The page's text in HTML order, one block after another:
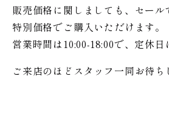
販売価格に関しましても、セー
特別価格でご購入いただけます。
営業時間は10:00-18:00で、定休日
ご来店のほどスタッフ一同お待ち